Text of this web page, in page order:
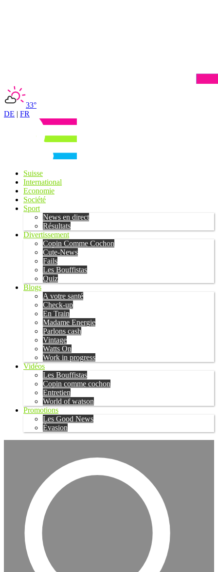
33°
DE | FR
Suisse
International
Economie
Société
Sport
News en direct
Résultats
Divertissement
Copin Comme Cochon
Cute-News
Fails
Les Bouffistas
Quiz
Blogs
A votre santé
Check-up
En Train
Madame Energie
Parlons cash
Vintage
Watts On
Work in progress
Vidéos
Les Bouffistas
Copin comme cochon
Entretien
World of watson
Promotions
Les Good News
Évasion